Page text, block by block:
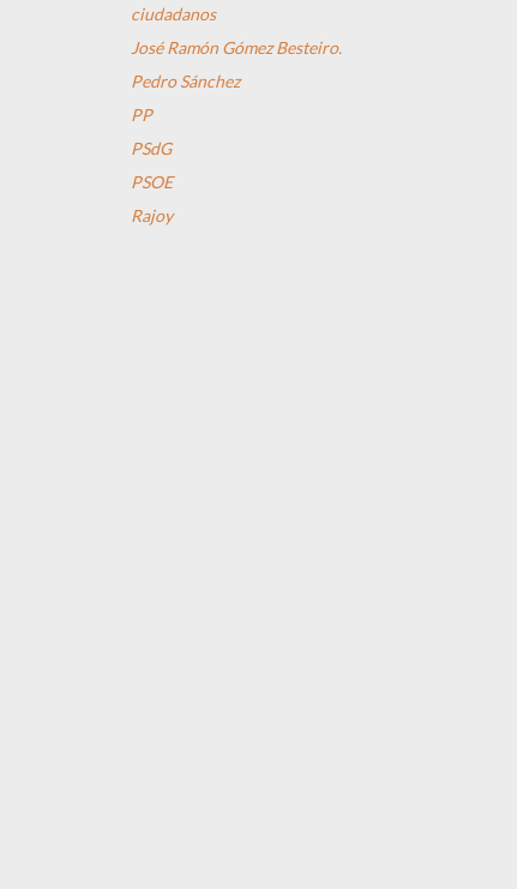
ciudadanos
José Ramón Gómez Besteiro.
Pedro Sánchez
PP
PSdG
PSOE
Rajoy